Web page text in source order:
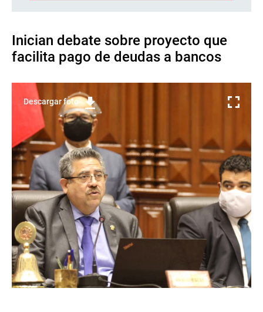
Inician debate sobre proyecto que
facilita pago de deudas a bancos
Descargar foto